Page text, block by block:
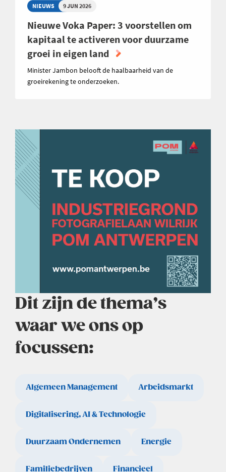
NIEUWS 9 JUN 2026
Nieuwe Voka Paper: 3 voorstellen om
kapitaal te activeren voor duurzame
groei in eigen land
Minister Jambon belooft de haalbaarheid van de
groeirekening te onderzoeken.
Dit zijn de thema’s
waar we ons op
focussen:
Algemeen Management Arbeidsmarkt
Digitalisering, AI & Technologie
Duurzaam Ondernemen Energie
Familiebedrijven Financieel